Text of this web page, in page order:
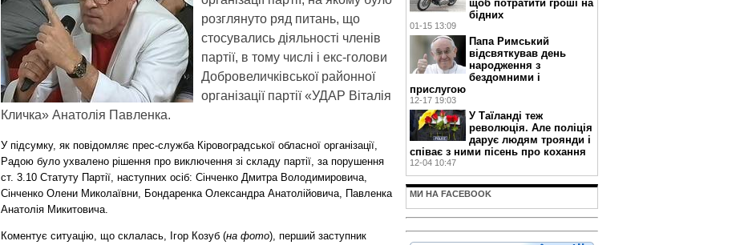
розглянуто ряд питань, що
стосувались діяльності членів
партії, в тому числі і екс-голови
Добровеличківської районної
організації партії «УДАР Віталія
Кличка» Анатолія Павленка.
У підсумку, як повідомляє прес-служба Кіровоградської обласної організації,
Радою було ухвалено рішення про виключення зі складу партії, за порушення
ст. 3.10 Статуту Партії, наступних осіб: Сінченко Дмитра Володимировича,
Сінченко Олени Миколаївни, Бондаренка Олександра Анатолійовича, Павленка
Анатолія Микитовича.
Коментує ситуацію, що склалась, Ігор Козуб (на фото), перший заступник
щоб потратити гроші на
бідних
01-15 13:09
Папа Римський
відсвяткував день
народження з
бездомними і
прислугою
12-17 19:03
У Таїланді теж
революція. Але поліція
дарує людям троянди і
співає з ними пісень про кохання
12-04 10:47
МИ НА FACEBOOK